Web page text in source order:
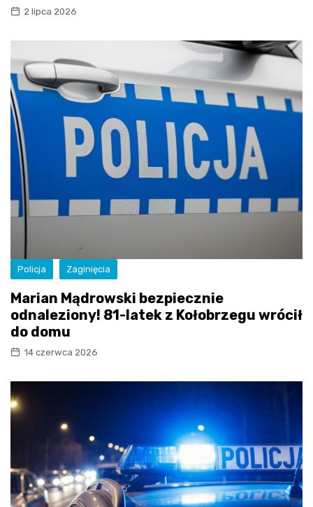
2 lipca 2026
Policja Zaginięcia
Marian Mądrowski bezpiecznie
odnaleziony! 81-latek z Kołobrzegu wrócił
do domu
14 czerwca 2026